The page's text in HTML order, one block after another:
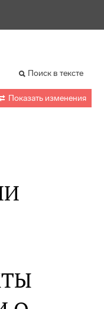
Поиск в тексте
Показать изменения